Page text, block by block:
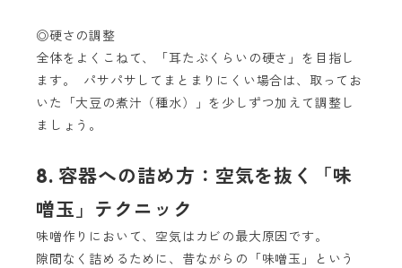
◎硬さの調整
全体をよくこねて、「耳たぶくらいの硬さ」を目指し
ます。 パサパサしてまとまりにくい場合は、取ってお
いた「大豆の煮汁（種水）」を少しずつ加えて調整し
ましょう。
8. 容器への詰め方：空気を抜く「味
噌玉」テクニック
味噌作りにおいて、空気はカビの最大原因です。
隙間なく詰めるために、昔ながらの「味噌玉」という